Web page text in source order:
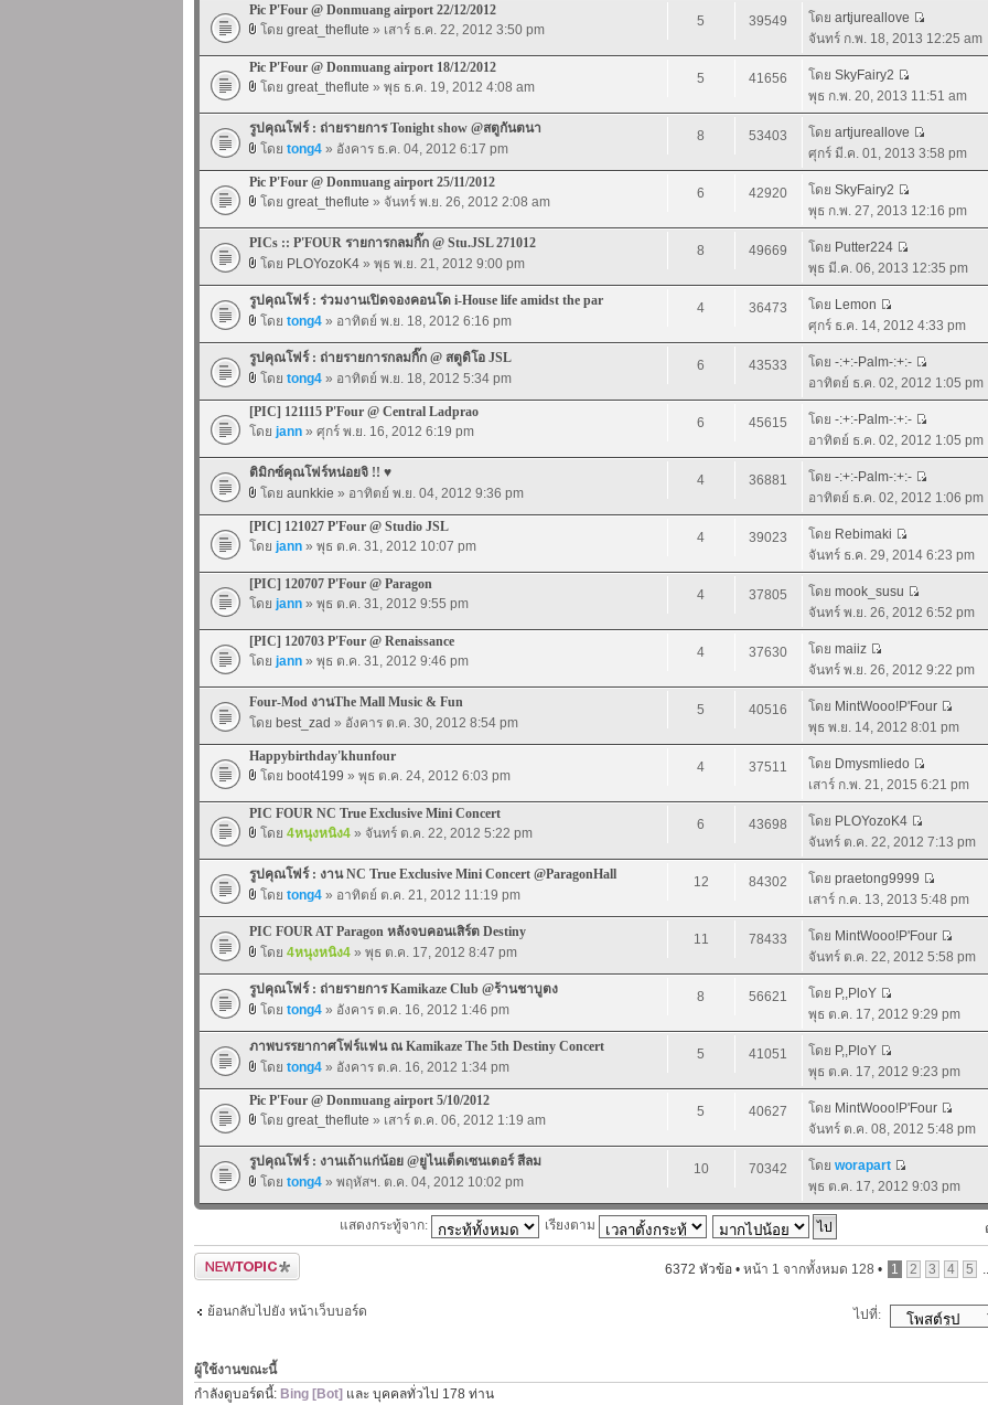
Pic P'Four @ Donmuang airport 22/12/2012
โดย great_theflute » เสาร์ ธ.ค. 22, 2012 3:50 pm
5 39549 โดย artjureallove
จันทร์ ก.พ. 18, 2013 12:25 am
Pic P'Four @ Donmuang airport 18/12/2012
โดย great_theflute » พุธ ธ.ค. 19, 2012 4:08 am
5 41656 โดย SkyFairy2
พุธ ก.พ. 20, 2013 11:51 am
รูปคุณโฟร์ : ถ่ายรายการ Tonight show @สตูกันตนา
โดย tong4 » อังคาร ธ.ค. 04, 2012 6:17 pm
8 53403 โดย artjureallove
ศุกร์ มี.ค. 01, 2013 3:58 pm
Pic P'Four @ Donmuang airport 25/11/2012
โดย great_theflute » จันทร์ พ.ย. 26, 2012 2:08 am
6 42920 โดย SkyFairy2
พุธ ก.พ. 27, 2013 12:16 pm
PICs :: P'FOUR รายการกลมกิ๊ก @ Stu.JSL 271012
โดย PLOYozoK4 » พุธ พ.ย. 21, 2012 9:00 pm
8 49669 โดย Putter224
พุธ มี.ค. 06, 2013 12:35 pm
รูปคุณโฟร์ : ร่วมงานเปิดจองคอนโด i-House life amidst the par
โดย tong4 » อาทิตย์ พ.ย. 18, 2012 6:16 pm
4 36473 โดย Lemon
ศุกร์ ธ.ค. 14, 2012 4:33 pm
รูปคุณโฟร์ : ถ่ายรายการกลมกิ๊ก @ สตูดิโอ JSL
โดย tong4 » อาทิตย์ พ.ย. 18, 2012 5:34 pm
6 43533 โดย -:+:-Palm-:+:-
อาทิตย์ ธ.ค. 02, 2012 1:05 pm
[PIC] 121115 P'Four @ Central Ladprao
โดย jann » ศุกร์ พ.ย. 16, 2012 6:19 pm
6 45615 โดย -:+:-Palm-:+:-
อาทิตย์ ธ.ค. 02, 2012 1:05 pm
ติมิกซ์คุณโฟร์หน่อยจิ !! ♥
โดย aunkkie » อาทิตย์ พ.ย. 04, 2012 9:36 pm
4 36881 โดย -:+:-Palm-:+:-
อาทิตย์ ธ.ค. 02, 2012 1:06 pm
[PIC] 121027 P'Four @ Studio JSL
โดย jann » พุธ ต.ค. 31, 2012 10:07 pm
4 39023 โดย Rebimaki
จันทร์ ธ.ค. 29, 2014 6:23 pm
[PIC] 120707 P'Four @ Paragon
โดย jann » พุธ ต.ค. 31, 2012 9:55 pm
4 37805 โดย mook_susu
จันทร์ พ.ย. 26, 2012 6:52 pm
[PIC] 120703 P'Four @ Renaissance
โดย jann » พุธ ต.ค. 31, 2012 9:46 pm
4 37630 โดย maiiz
จันทร์ พ.ย. 26, 2012 9:22 pm
Four-Mod งานThe Mall Music & Fun
โดย best_zad » อังคาร ต.ค. 30, 2012 8:54 pm
5 40516 โดย MintWooo!P'Four
พุธ พ.ย. 14, 2012 8:01 pm
Happybirthday'khunfour
โดย boot4199 » พุธ ต.ค. 24, 2012 6:03 pm
4 37511 โดย Dmysmliedo
เสาร์ ก.พ. 21, 2015 6:21 pm
PIC FOUR NC True Exclusive Mini Concert
โดย 4หนุงหนิง4 » จันทร์ ต.ค. 22, 2012 5:22 pm
6 43698 โดย PLOYozoK4
จันทร์ ต.ค. 22, 2012 7:13 pm
รูปคุณโฟร์ : งาน NC True Exclusive Mini Concert @ParagonHall
โดย tong4 » อาทิตย์ ต.ค. 21, 2012 11:19 pm
12 84302 โดย praetong9999
เสาร์ ก.ค. 13, 2013 5:48 pm
PIC FOUR AT Paragon หลังจบคอนเสิร์ต Destiny
โดย 4หนุงหนิง4 » พุธ ต.ค. 17, 2012 8:47 pm
11 78433 โดย MintWooo!P'Four
จันทร์ ต.ค. 22, 2012 5:58 pm
รูปคุณโฟร์ : ถ่ายรายการ Kamikaze Club @ร้านชาบูตง
โดย tong4 » อังคาร ต.ค. 16, 2012 1:46 pm
8 56621 โดย P,,PloY
พุธ ต.ค. 17, 2012 9:29 pm
ภาพบรรยากาศโฟร์แฟน ณ Kamikaze The 5th Destiny Concert
โดย tong4 » อังคาร ต.ค. 16, 2012 1:34 pm
5 41051 โดย P,,PloY
พุธ ต.ค. 17, 2012 9:23 pm
Pic P'Four @ Donmuang airport 5/10/2012
โดย great_theflute » เสาร์ ต.ค. 06, 2012 1:19 am
5 40627 โดย MintWooo!P'Four
จันทร์ ต.ค. 08, 2012 5:48 pm
รูปคุณโฟร์ : งานเถ้าแก่น้อย @ยูไนเต็ดเซนเตอร์ สีลม
โดย tong4 » พฤหัสฯ. ต.ค. 04, 2012 10:02 pm
10 70342 โดย worapart
พุธ ต.ค. 17, 2012 9:03 pm
แสดงกระทู้จาก: เรียงตาม
ตั้งกระทู้ใหม่ 6372 หัวข้อ • หน้า 1 จากทั้งหมด 128 • 1 2 3 4 5
ย้อนกลับไปยัง หน้าเว็บบอร์ด ไปที่:
ผู้ใช้งานขณะนี้
กำลังดูบอร์ดนี้: Bing [Bot] และ บุคคลทั่วไป 178 ท่าน